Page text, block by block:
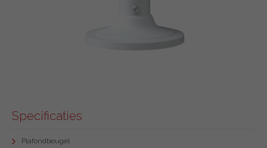
Specificaties
Plafondbeugel